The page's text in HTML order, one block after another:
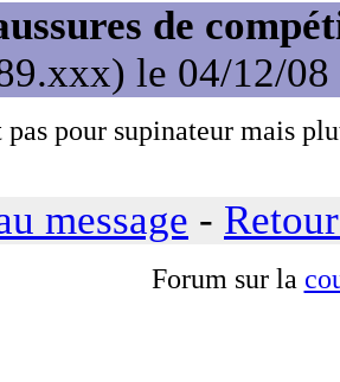
de
le 04/12/08
pour supinateur mais
message -
Forum sur la